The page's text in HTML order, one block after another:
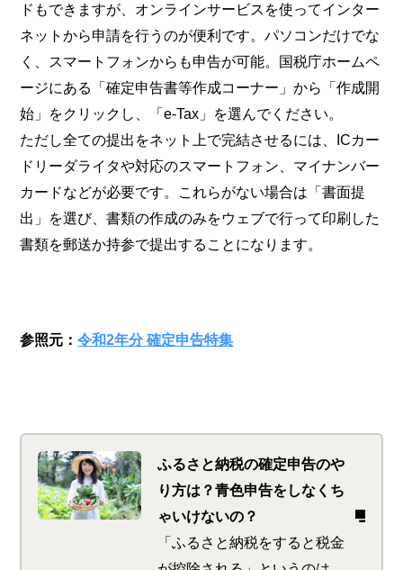
ドもできますが、オンラインサービスを使ってインター
ネットから申請を行うのが便利です。パソコンだけでな
く、スマートフォンからも申告が可能。国税庁ホームペ
ージにある「確定申告書等作成コーナー」から「作成開
始」をクリックし、「e-Tax」を選んでください。
ただし全ての提出をネット上で完結させるには、ICカー
ドリーダライタや対応のスマートフォン、マイナンバー
カードなどが必要です。これらがない場合は「書面提
出」を選び、書類の作成のみをウェブで行って印刷した
書類を郵送か持参で提出することになります。
参照元：令和2年分 確定申告特集
ふるさと納税の確定申告のや
り方は？青色申告をしなくち
ゃいけないの？
「ふるさと納税をすると税金